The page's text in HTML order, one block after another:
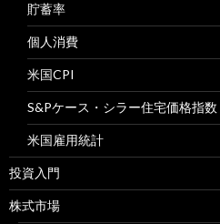
貯蓄率
個人消費
米国CPI
S&Pケース・シラー住宅価格指数
米国雇用統計
投資入門
株式市場